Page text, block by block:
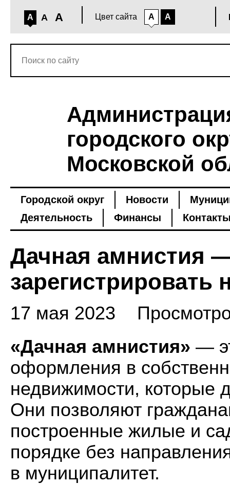
A A A Цвет сайта A A
городского
Московской
Городской округ Новости
Деятельность
Финансы
Дачная амнистия
зарегистрировать
17 мая 2023
«Дачная амнистия» —
оформления в
недвижимости, которые
Они позволяют
построенные жилые­ и
порядке без
в муниципалитет.